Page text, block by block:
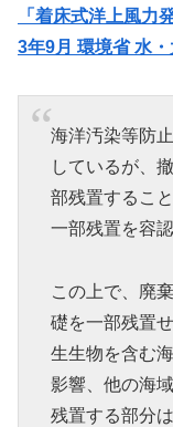
「着床式洋上風力
3年9月 環境省 水
海洋汚染等防
しているが、
部残置するこ
一部残置を容
この上で、廃
礎を一部残置
生生物を含む
影響、他の海
残置する部分